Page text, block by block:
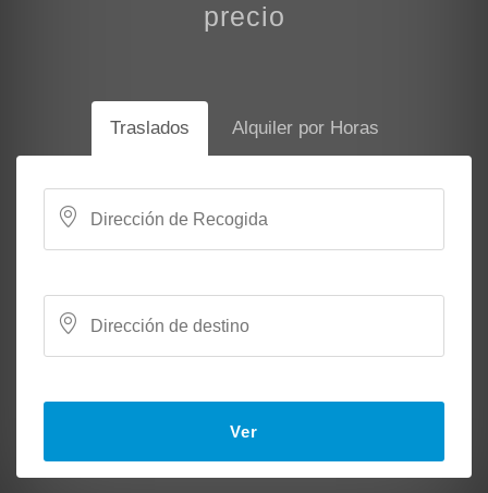
precio
Traslados Alquiler por Horas
Ver